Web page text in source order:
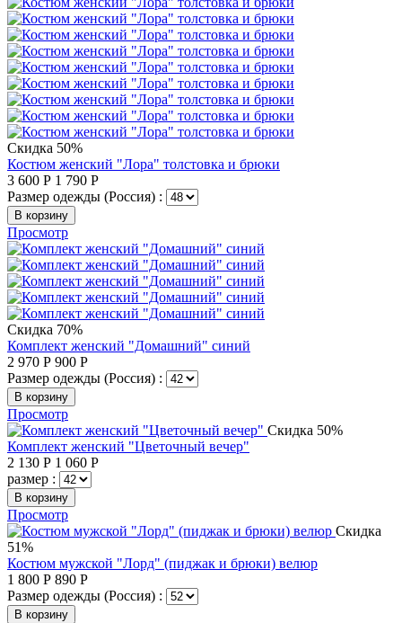
Скидка 50%
Костюм женский "Лора" толстовка и брюки
3 600 Р 1 790 Р
Размер одежды (Россия) :
В корзину
Просмотр
Скидка 70%
Комплект женский "Домашний" синий
2 970 Р 900 Р
Размер одежды (Россия) :
В корзину
Просмотр
Скидка 50%
Комплект женский "Цветочный вечер"
2 130 Р 1 060 Р
размер :
В корзину
Просмотр
Скидка
51%
Костюм мужской "Лорд" (пиджак и брюки) велюр
1 800 Р 890 Р
Размер одежды (Россия) :
В корзину